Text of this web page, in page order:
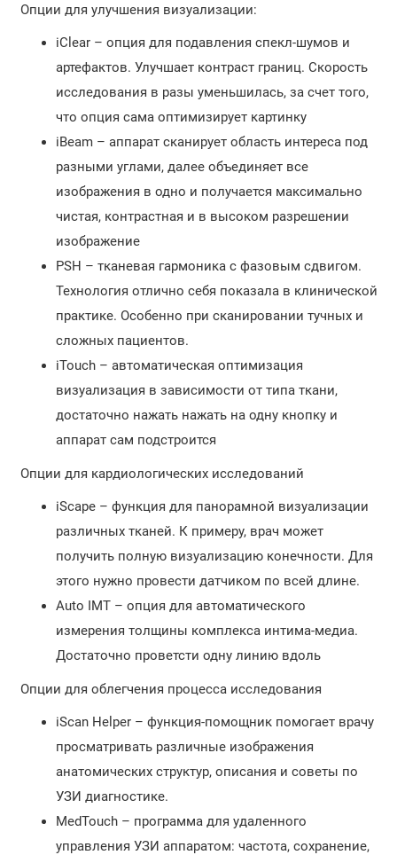
Опции для улучшения визуализации:
iClear – опция для подавления спекл-шумов и
артефактов. Улучшает контраст границ. Скорость
исследования в разы уменьшилась, за счет того,
что опция сама оптимизирует картинку
iBeam – аппарат сканирует область интереса под
разными углами, далее объединяет все
изображения в одно и получается максимально
чистая, контрастная и в высоком разрешении
изображение
PSH – тканевая гармоника с фазовым сдвигом.
Технология отлично себя показала в клинической
практике. Особенно при сканировании тучных и
сложных пациентов.
iTouch – автоматическая оптимизация
визуализация в зависимости от типа ткани,
достаточно нажать нажать на одну кнопку и
аппарат сам подстроится
Опции для кардиологических исследований
iScape – функция для панорамной визуализации
различных тканей. К примеру, врач может
получить полную визуализацию конечности. Для
этого нужно провести датчиком по всей длине.
Auto IMT – опция для автоматического
измерения толщины комплекса интима-медиа.
Достаточно проветсти одну линию вдоль
Опции для облегчения процесса исследования
iScan Helper – функция-помощник помогает врачу
просматривать различные изображения
анатомических структур, описания и советы по
УЗИ диагностике.
MedTouch – программа для удаленного
управления УЗИ аппаратом: частота, сохранение,